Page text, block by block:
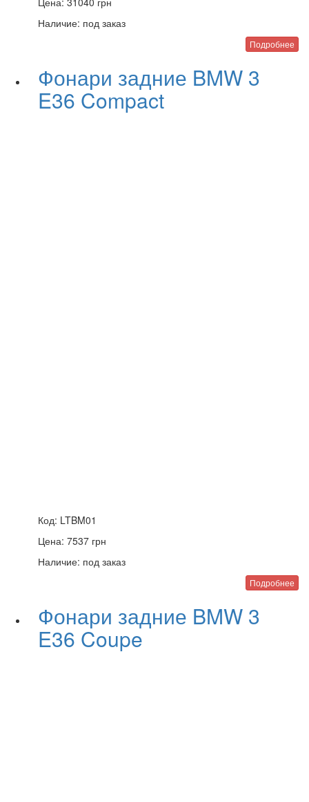
Наличие: под заказ
Подробнее
Фонари задние BMW 3
E36 Compact
Код: LTBM01
Цена: 7537 грн
Наличие: под заказ
Подробнее
Фонари задние BMW 3
E36 Coupe